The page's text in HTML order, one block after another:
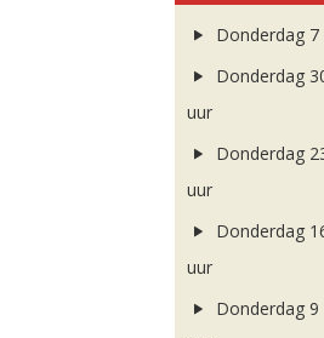
Donderdag
Donderdag
uur
Donderdag
uur
Donderdag
uur
Donderdag